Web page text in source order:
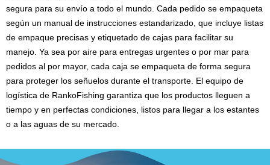
segura para su envío a todo el mundo. Cada pedido se empaqueta
según un manual de instrucciones estandarizado, que incluye listas
de empaque precisas y etiquetado de cajas para facilitar su
manejo. Ya sea por aire para entregas urgentes o por mar para
pedidos al por mayor, cada caja se empaqueta de forma segura
para proteger los señuelos durante el transporte. El equipo de
logística de RankoFishing garantiza que los productos lleguen a
tiempo y en perfectas condiciones, listos para llegar a los estantes
o a las aguas de su mercado.